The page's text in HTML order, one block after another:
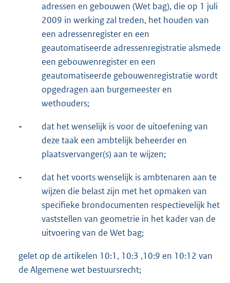
adressen en gebouwen (Wet bag), die op 1 juli
2009 in werking zal treden, het houden van
een adressenregister en een
geautomatiseerde adressenregistratie alsmede
een gebouwenregister en een
geautomatiseerde gebouwenregistratie wordt
opgedragen aan burgemeester en
wethouders;
-
dat het wenselijk is voor de uitoefening van
deze taak een ambtelijk beheerder en
plaatsvervanger(s) aan te wijzen;
-
dat het voorts wenselijk is ambtenaren aan te
wijzen die belast zijn met het opmaken van
specifieke brondocumenten respectievelijk het
vaststellen van geometrie in het kader van de
uitvoering van de Wet bag;
gelet op de artikelen 10:1, 10:3 ,10:9 en 10:12 van
de Algemene wet bestuursrecht;